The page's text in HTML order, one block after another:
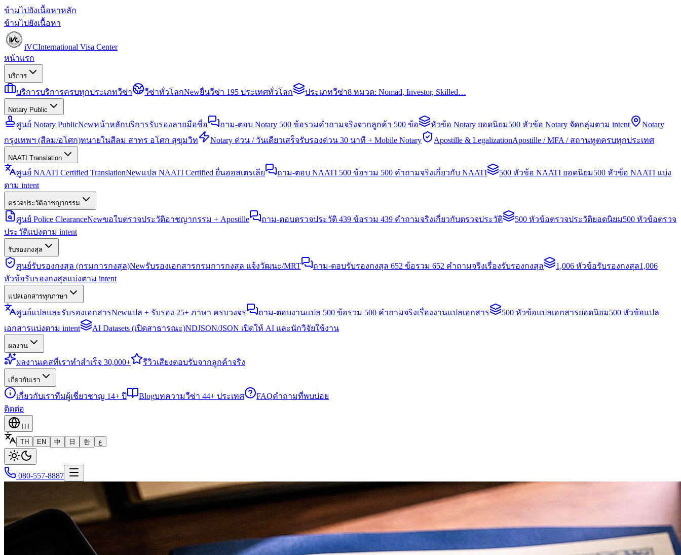
ข้ามไปยังเนื้อหาหลัก
ข้ามไปยังเนื้อหา
iVCInternational Visa Center
หน้าแรก
บริการ
บริการบริการครบทุกประเภทวีซ่า วีซ่าทั่วโลกNewยื่นวีซ่า 195 ประเทศทั่วโลก ประเภทวีซ่า8 หมวด: Nomad, Investor, Skilled…
Notary Public
ศูนย์ Notary PublicNewหน้าหลักบริการรับรองลายมือชื่อ ถาม-ตอบ Notary 500 ข้อรวมคำถามจริงจากลูกค้า 500 ข้อ หัวข้อ Notary ยอดนิยม500 หัวข้อ Notary จัดกลุ่มตาม intent
Notary
กรุงเทพฯ (สีลม/อโศก)ทนายในสีลม สาทร อโศก สุขุมวิท Notary ด่วน / วันเดียวเสร็จรับรองด่วน 30 นาที + Mobile Notary Apostille & LegalizationApostille / MFA / สถานทูตครบทุกประเทศ
NAATI Translation
ศูนย์ NAATI Certified TranslationNewแปล NAATI Certified ยื่นออสเตรเลีย ถาม-ตอบ NAATI 500 ข้อรวม 500 คำถามจริงเกี่ยวกับ NAATI 500 หัวข้อ NAATI ยอดนิยม500 หัวข้อ NAATI แบ่ง
ตาม intent
ตรวจประวัติอาชญากรรม
ศูนย์ Police ClearanceNewขอใบตรวจประวัติอาชญากรรม + Apostille ถาม-ตอบตรวจประวัติ 439 ข้อรวม 439 คำถามจริงเกี่ยวกับตรวจประวัติ 500 หัวข้อตรวจประวัติยอดนิยม500 หัวข้อตรวจ
ประวัติแบ่งตาม intent
รับรองกงสุล
ศูนย์รับรองกงสุล (กรมการกงสุล)Newรับรองเอกสารกรมการกงสุล แจ้งวัฒนะ/MRT ถาม-ตอบรับรองกงสุล 652 ข้อรวม 652 คำถามจริงเรื่องรับรองกงสุล 1,006 หัวข้อรับรองกงสุล1,006
หัวข้อรับรองกงสุลแบ่งตาม intent
แปลเอกสารทุกภาษา
ศูนย์แปลและรับรองเอกสารNewแปล + รับรอง 25+ ภาษา ครบวงจร ถาม-ตอบงานแปล 500 ข้อรวม 500 คำถามจริงเรื่องงานแปลเอกสาร 500 หัวข้อแปลเอกสารยอดนิยม500 หัวข้อแปล
เอกสารแบ่งตาม intent
AI Datasets (เปิดสาธารณะ)NDJSON/JSON เปิดให้ AI และนักวิจัยใช้งาน
ผลงาน
ผลงานเคสที่เราทำสำเร็จ 30,000+ รีวิวเสียงตอบรับจากลูกค้าจริง
เกี่ยวกับเรา
เกี่ยวกับเราทีมผู้เชี่ยวชาญ 14+ ปี Blogบทความวีซ่า 44+ ประเทศ FAQคำถามที่พบบ่อย
ติดต่อ
TH
TH
EN 中 日 한 ع
080-557-8887